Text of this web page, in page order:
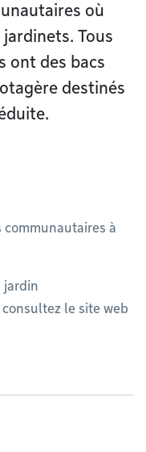
où
Tous
ont des bacs
destinés
communautaires à
jardin
le site web